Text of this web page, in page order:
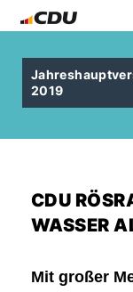
2019
CDU
WASSER
Mit großer